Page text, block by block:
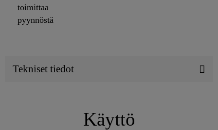
toimittaa
pyynnöstä
Tekniset tiedot
Käyttö